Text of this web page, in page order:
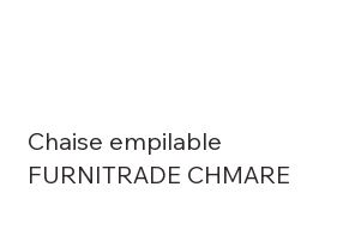
Chaise empilable
FURNITRADE CHMARE